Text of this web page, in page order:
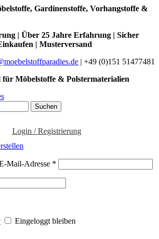
Gardinenstoffe, Vorhangstoffe &
| Über 25 Jahre Erfahrung | Sicher
| Musterversand
| +49 (0)151 51477481
für Möbelstoffe & Polstermaterialien
Suchen
Login / Registrierung
Mail-Adresse *
Eingeloggt bleiben